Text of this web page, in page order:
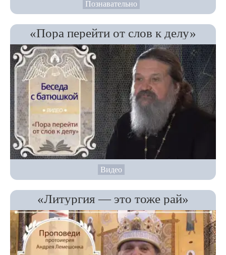
Познавательно
«Пора перейти от слов к делу»
Видео
«Литургия — это тоже рай»